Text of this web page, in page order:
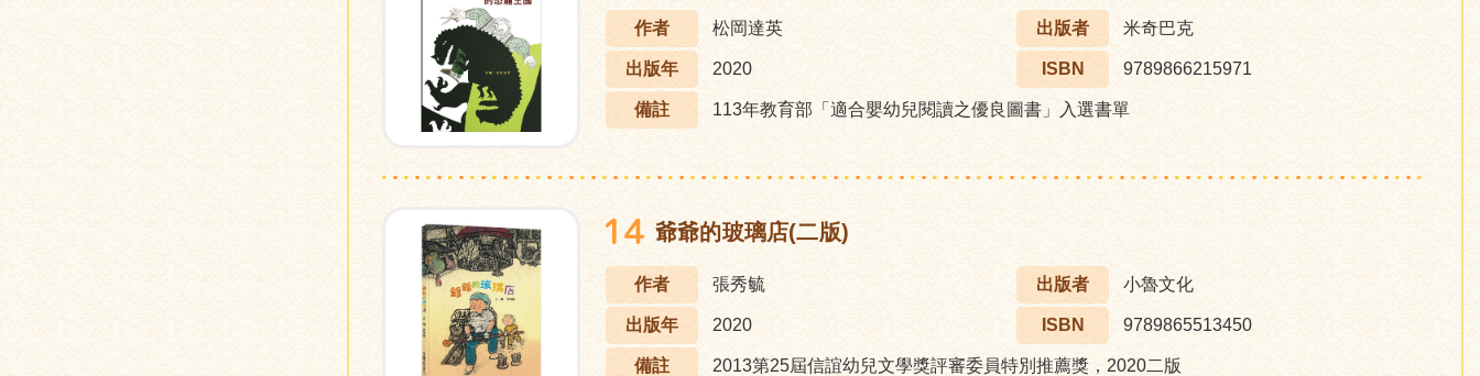
作者 松岡達英 出版者 米奇巴克
出版年 2020 ISBN 9789866215971
備註 113年教育部「適合嬰幼兒閱讀之優良圖書」入選書單
14 爺爺的玻璃店(二版)
作者 張秀毓 出版者 小魯文化
出版年 2020 ISBN 9789865513450
備註 2013第25屆信誼幼兒文學獎評審委員特別推薦獎，2020二版